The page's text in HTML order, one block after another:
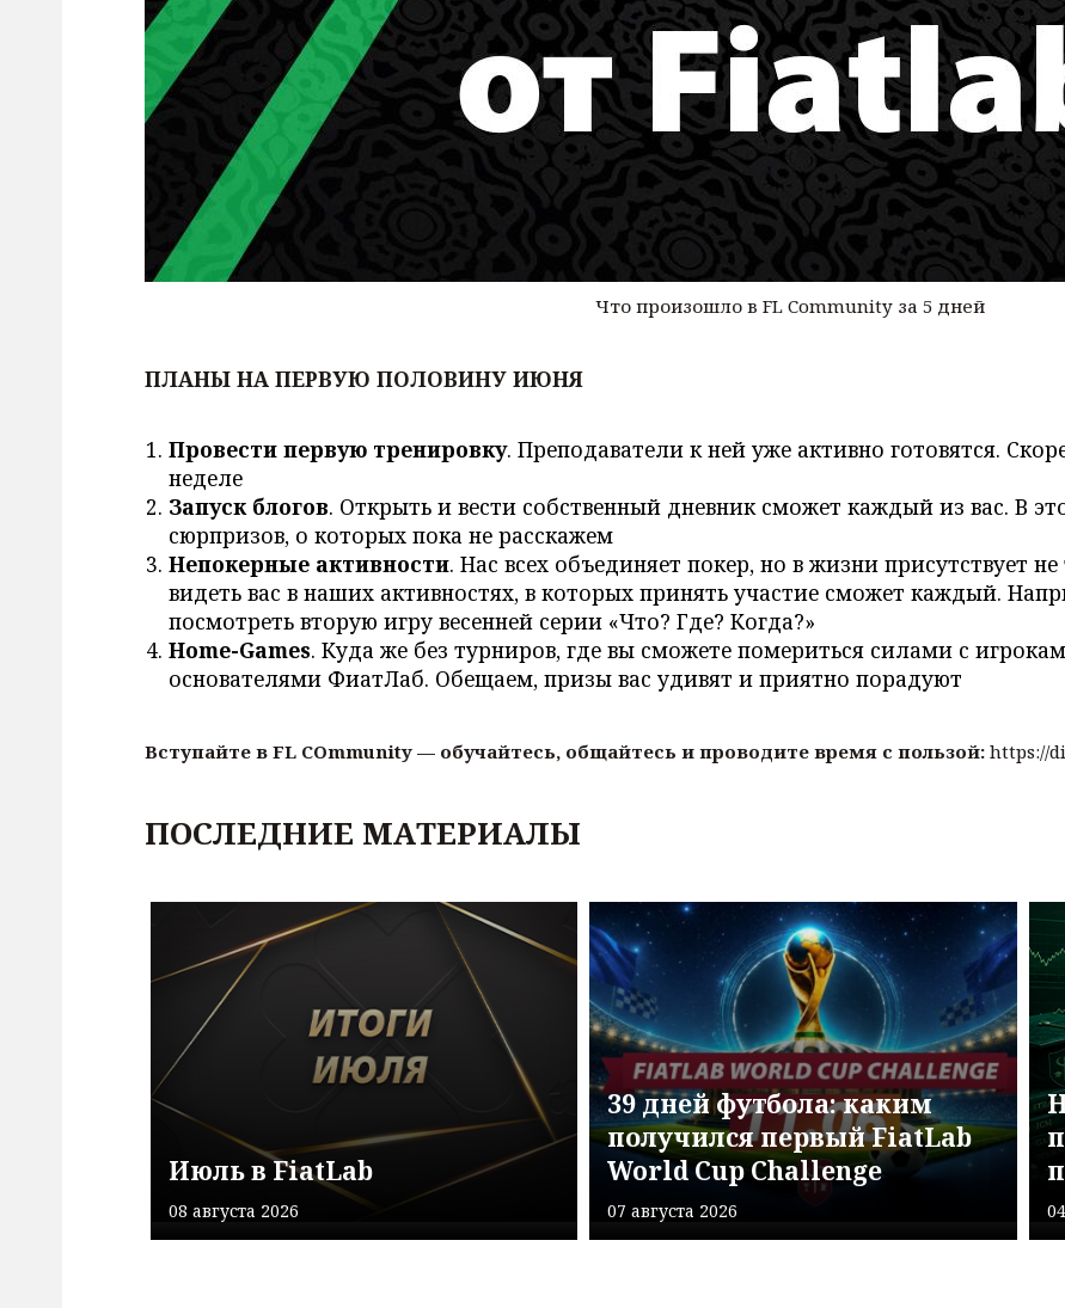
Что произошло в FL Community за 5 дней
ПЛАНЫ НА ПЕРВУЮ ПОЛОВИНУ ИЮНЯ
Провести первую тренировку. Преподаватели к ней уже активно готовятся.
неделе
Запуск блогов. Открыть и вести собственный дневник сможет каждый из вас. В
сюрпризов, о которых пока не расскажем
Непокерные активности. Нас всех объединяет покер, но в жизни присутствует
видеть вас в наших активностях, в которых принять участие сможет каждый.
посмотреть вторую игру весенней серии «Что? Где? Когда?»
Home-Games. Куда же без турниров, где вы сможете помериться силами с
основателями ФиатЛаб. Обещаем, призы вас удивят и приятно порадуют
Вступайте в FL COmmunity — обучайтесь, общайтесь и проводите время с пользой: https://
ПОСЛЕДНИЕ МАТЕРИАЛЫ
Июль в FiatLab
08 августа 2026
39 дней футбола: каким
получился первый FiatLab
World Cup Challenge
07 августа 2026